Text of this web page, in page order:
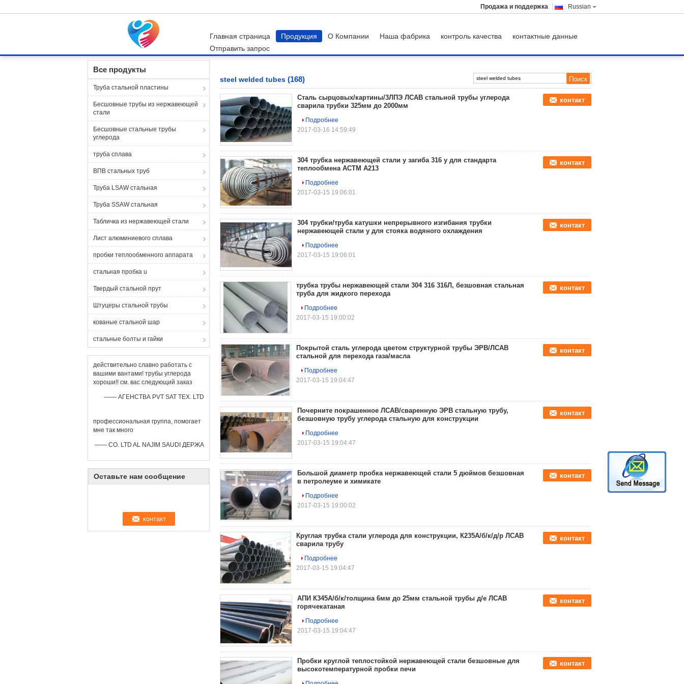
Russian
Продажа и поддержка
Главная страница Продукция О Компании Наша фабрика контроль качества
контактные данные
Отправить запрос
steel welded tubes
Все продукты
Труба стальной пластины
Бесшовные трубы из нержавеющей
стали
Бесшовные стальные трубы
углерода
труба сплава
ВПВ стальных труб
Труба LSAW стальная
Труба SSAW стальная
Табличка из нержавеющей стали
Лист алюминиевого сплава
пробки теплообменного аппарата
стальная пробка u
Твердый стальной прут
Штуцеры стальной трубы
кованые стальной шар
стальные болты и гайки
действительно славно работать с
вашими вантами! трубы углерода
хороши!! см. вас следующий заказ
—— АГЕНСТВА PVT SAT TEX. LTD
профессиональная группа, помогает
мне так много
—— CO. LTD AL NAJIM SAUDI ДЕРЖА
Оставьте нам сообщение
steel welded tubes (168)
Сталь сырцовых/картины/3ЛПЭ ЛСАВ стальной трубы углерода
сварила трубки 325мм до 2000мм
контакт
Подробнее
2017-03-16 14:59:49
304 трубка нержавеющей стали у загиба 316 у для стандарта
теплообмена АСТМ А213
контакт
Подробнее
2017-03-15 19:06:01
304 трубки/труба катушки непрерывного изгибания трубки
нержавеющей стали у для стояка водяного охлаждения
контакт
Подробнее
2017-03-15 19:06:01
трубка трубы нержавеющей стали 304 316 316Л, безшовная стальная
труба для жидкого перехода
контакт
Подробнее
2017-03-15 19:00:02
Покрытой сталь углерода цветом структурной трубы ЭРВ/ЛСАВ
стальной для перехода газа/масла
контакт
Подробнее
2017-03-15 19:04:47
Почерните покрашенное ЛСАВ/сваренную ЭРВ стальную трубу,
безшовную трубу углерода стальную для конструкции
контакт
Подробнее
2017-03-15 19:04:47
Большой диаметр пробка нержавеющей стали 5 дюймов безшовная
в петролеуме и химикате
контакт
Подробнее
2017-03-15 19:00:02
Круглая трубка стали углерода для конструкции, К235А/б/к/д/р ЛСАВ
сварила трубу
контакт
Подробнее
2017-03-15 19:04:47
АПИ К345А/б/к/толщина 6мм до 25мм стальной трубы д/е ЛСАВ
горячекатаная
контакт
Подробнее
2017-03-15 19:04:47
Пробки круглой теплостойкой нержавеющей стали безшовные для
высокотемпературной пробки печи
контакт